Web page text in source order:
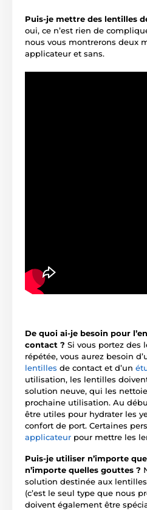
Puis-je mettre des lentilles
oui, ce n’est rien de
nous vous montrerons deux
applicateur et sans.
De quoi ai-je besoin pour
contact ? Si vous portez des
répétée, vous aurez besoin
lentilles de contact et d’un
utilisation, les lentilles
solution neuve, qui les
prochaine utilisation. Au
être utiles pour hydrater les
confort de port. Certaines
applicateur pour mettre les
Puis-je utiliser n’importe
n’importe quelles gouttes ?
solution destinée aux
(c’est le seul type que nous
doivent également être